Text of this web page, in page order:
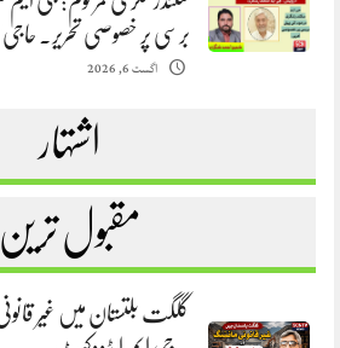
برسی پر خصوصی تحریر. حاجی
اگست 6, 2026
اشتہار
مقبول ترین
گلگت بلتستان میں غیر